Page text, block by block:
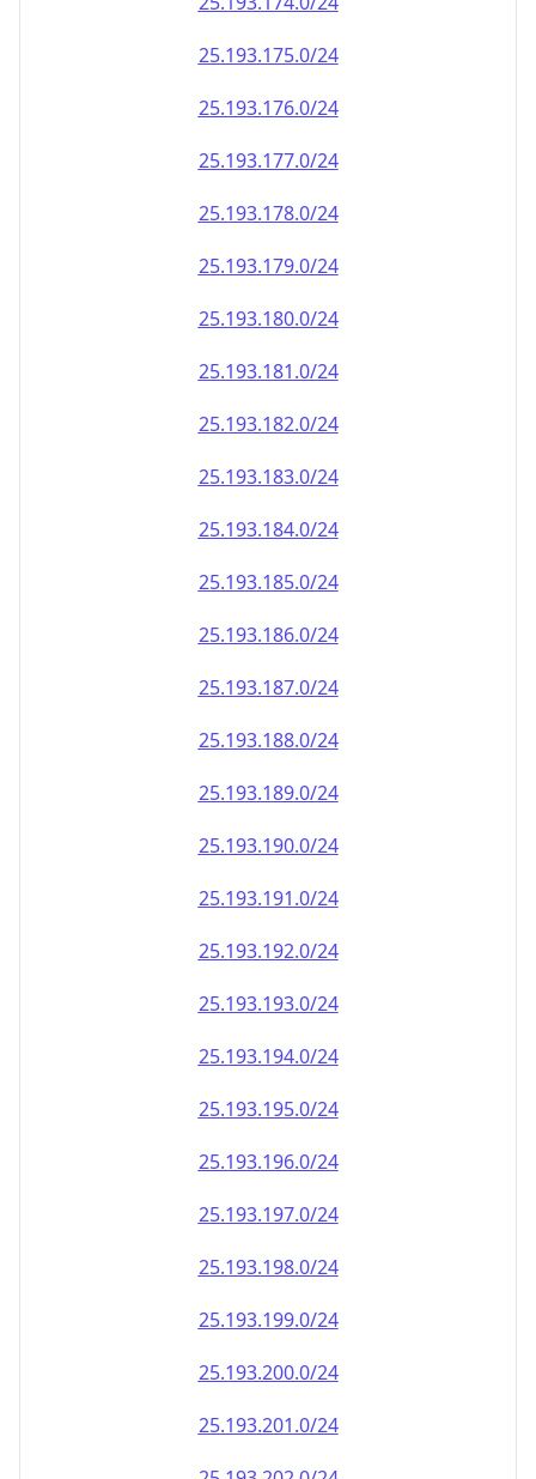
25.193.175.0/24
25.193.176.0/24
25.193.177.0/24
25.193.178.0/24
25.193.179.0/24
25.193.180.0/24
25.193.181.0/24
25.193.182.0/24
25.193.183.0/24
25.193.184.0/24
25.193.185.0/24
25.193.186.0/24
25.193.187.0/24
25.193.188.0/24
25.193.189.0/24
25.193.190.0/24
25.193.191.0/24
25.193.192.0/24
25.193.193.0/24
25.193.194.0/24
25.193.195.0/24
25.193.196.0/24
25.193.197.0/24
25.193.198.0/24
25.193.199.0/24
25.193.200.0/24
25.193.201.0/24
25.193.202.0/24